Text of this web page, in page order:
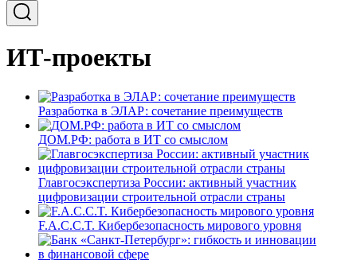
ИТ-проекты
Разработка в ЭЛАР: сочетание преимуществ
ДОМ.РФ: работа в ИТ со смыслом
Главгосэкспертиза России: активный участник
цифровизации строительной отрасли страны
F.A.C.C.T. Кибербезопасность мирового уровня